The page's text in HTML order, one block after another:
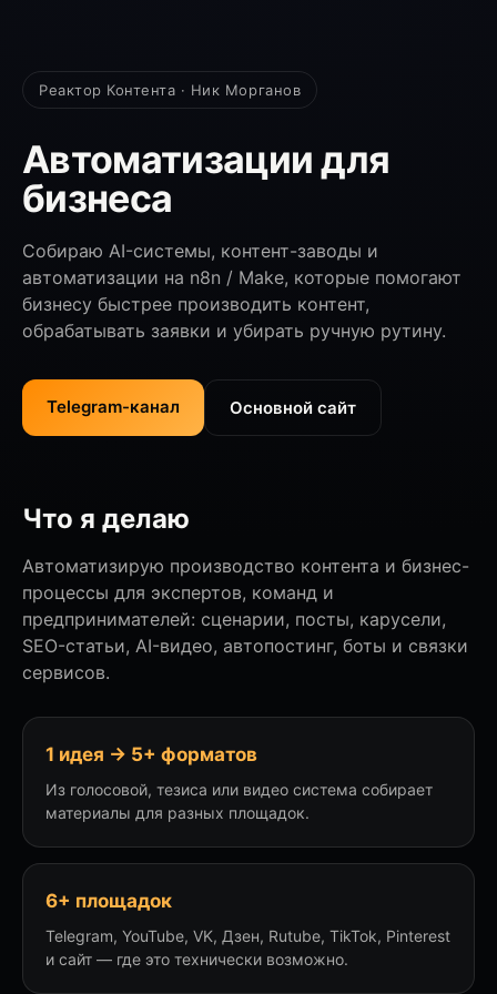
Реактор Контента · Ник Морганов
Автоматизации для
бизнеса
Собираю AI-системы, контент-заводы и
автоматизации на n8n / Make, которые помогают
бизнесу быстрее производить контент,
обрабатывать заявки и убирать ручную рутину.
Telegram-канал Основной сайт
Что я делаю
Автоматизирую производство контента и бизнес-
процессы для экспертов, команд и
предпринимателей: сценарии, посты, карусели,
SEO-статьи, AI-видео, автопостинг, боты и связки
сервисов.
1 идея → 5+ форматов
Из голосовой, тезиса или видео система собирает
материалы для разных площадок.
6+ площадок
Telegram, YouTube, VK, Дзен, Rutube, TikTok, Pinterest
и сайт — где это технически возможно.